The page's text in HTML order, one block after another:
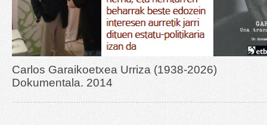
Carlos Garaikoetxea
Dokumentala. 2014